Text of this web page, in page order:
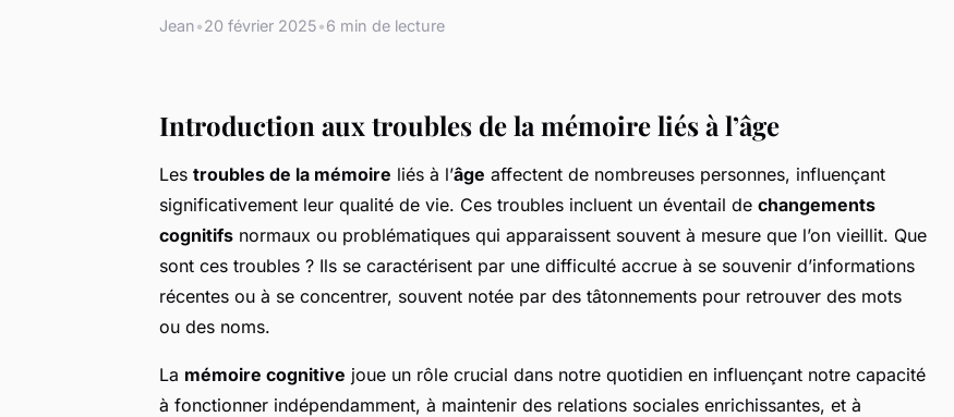
Jean•20 février 2025•6 min de lecture
Introduction aux troubles de la mémoire liés à l’âge
Les troubles de la mémoire liés à l’âge affectent de nombreuses personnes, influençant
significativement leur qualité de vie. Ces troubles incluent un éventail de changements
cognitifs normaux ou problématiques qui apparaissent souvent à mesure que l’on vieillit. Que
sont ces troubles ? Ils se caractérisent par une difficulté accrue à se souvenir d’informations
récentes ou à se concentrer, souvent notée par des tâtonnements pour retrouver des mots
ou des noms.
La mémoire cognitive joue un rôle crucial dans notre quotidien en influençant notre capacité
à fonctionner indépendamment, à maintenir des relations sociales enrichissantes, et à